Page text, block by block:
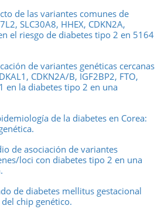
de las variantes comunes de
SLC30A8, HHEX, CDKN2A,
el riesgo de diabetes tipo 2 en 5164
de variantes genéticas cercanas
CDKN2A/B, IGF2BP2, FTO,
en la diabetes tipo 2 en una
de la diabetes en Corea:
de asociación de variantes
loci con diabetes tipo 2 en una
de diabetes mellitus gestacional
chip genético.